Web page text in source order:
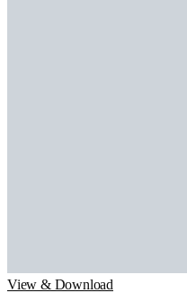
View & Download